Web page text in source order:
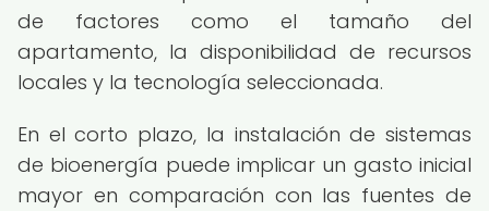
de factores como el tamaño del
apartamento, la disponibilidad de recursos
locales y la tecnología seleccionada.
En el corto plazo, la instalación de sistemas
de bioenergía puede implicar un gasto inicial
mayor en comparación con las fuentes de